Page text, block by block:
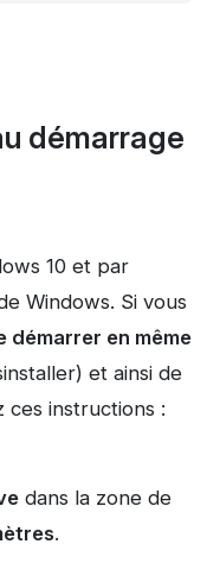
démarrage
10 et par
Windows. Si vous
démarrer en même
et ainsi de
ces instructions :
dans la zone de
.